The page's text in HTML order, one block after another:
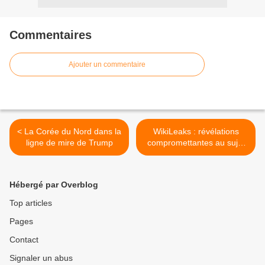
Commentaires
Ajouter un commentaire
< La Corée du Nord dans la
ligne de mire de Trump
WikiLeaks : révélations
compromettantes au sujet
de Macron >
Hébergé par Overblog
Top articles
Pages
Contact
Signaler un abus